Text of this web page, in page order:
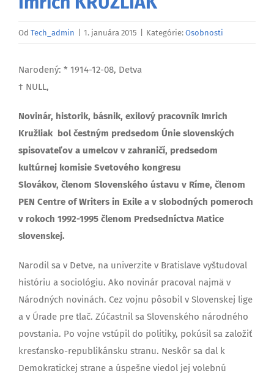
Od Tech_admin 1. januára 2015 Kategórie: Osobnosti
Narodený: * 1914-12-08, Detva
† NULL,
Novinár, historik, básnik, exilový pracovník Imrich
Kružliak bol čestným predsedom Únie slovenských
spisovateľov a umelcov v zahraničí, predsedom
kultúrnej komisie Svetového kongresu
Slovákov, členom Slovenského ústavu v Ríme, členom
PEN Centre of Writers in Exile a v slobodných pomeroch
v rokoch 1992-1995 členom Predsedníctva Matice
slovenskej.
Narodil sa v Detve, na univerzite v Bratislave vyštudoval
históriu a sociológiu. Ako novinár pracoval najmä v
Národných novinách. Cez vojnu pôsobil v Slovenskej lige
a v Úrade pre tlač. Zúčastnil sa Slovenského národného
povstania. Po vojne vstúpil do politiky, pokúsil sa založiť
kresťansko-republikánsku stranu. Neskôr sa dal k
Demokratickej strane a úspešne viedol jej volebnú